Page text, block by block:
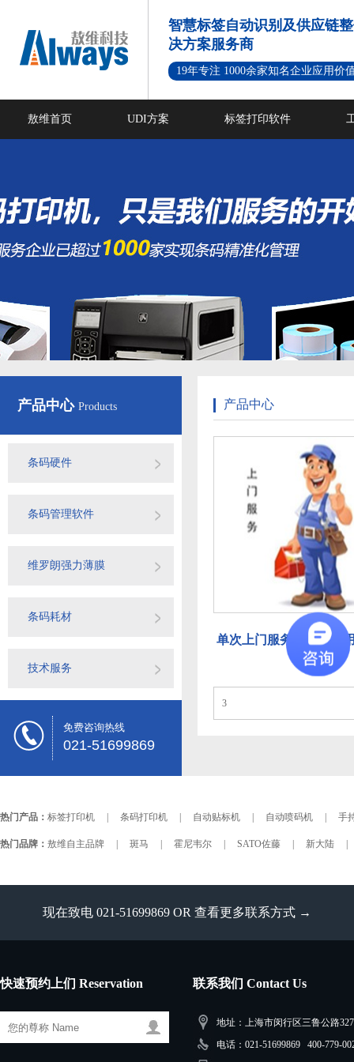
智慧标签自动识别及供应链
决方案服务商
19年专注 1000余家知名企业应用价
敖维首页 UDI方案 标签打印软件
产品中心 Products
条码硬件
条码管理软件
维罗朗强力薄膜
条码耗材
技术服务
免费咨询热线
021-51699869
产品中心
单次上门服务及服务费
3
热门产品： 标签打印机 条码打印机 自动贴标机 自动喷码机 手
热门品牌： 敖维自主品牌 斑马 霍尼韦尔 SATO佐藤 新大陆
现在致电 021-51699869 OR 查看更多联系方式 →
快速预约上们 Reservation 联系我们 Contact Us
地址：上海市闵行区三鲁公路
电话：021-51699869 400-779-